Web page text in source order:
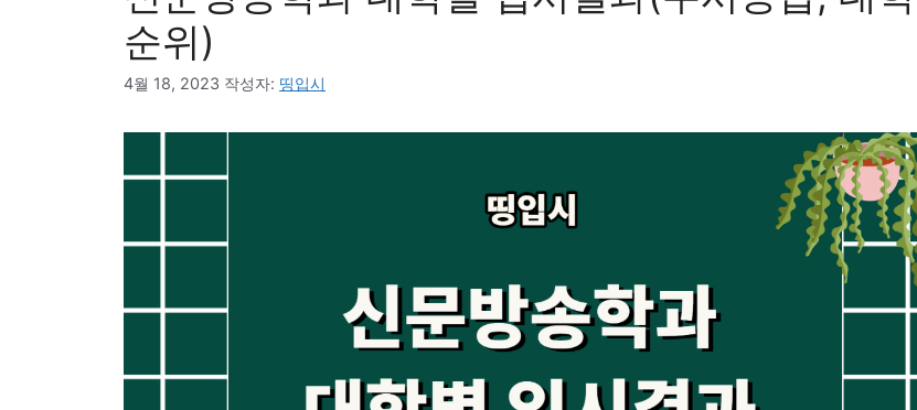
순위)
4월 18, 2023 작성자: 띵입시